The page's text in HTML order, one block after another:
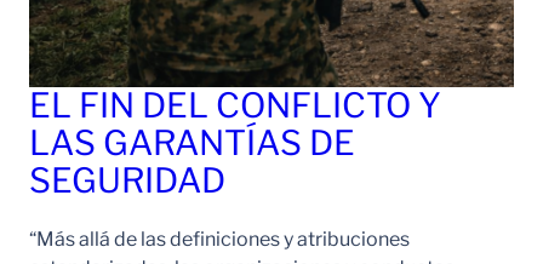
EL FIN DEL CONFLICTO Y
LAS GARANTÍAS DE
SEGURIDAD
“Más allá de las definiciones y atribuciones